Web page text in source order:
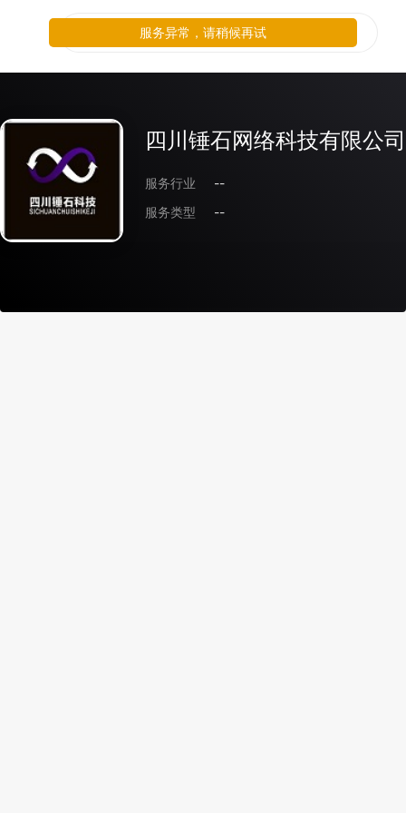
四川锤石网络科技有限公司
服务行业
--
服务类型
--
服务异常，请稍候再试